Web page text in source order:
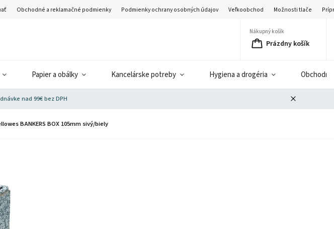
Obchodné a reklamačné podmienky Podmienky ochrany osobných údajov Veľkoobchod Možnosti tlače
Nákupný košík
Prázdny košík
Papier a obálky Kancelárske potreby Hygiena a drogéria
nad 99€ bez DPH
BANKERS BOX 105mm sivý/biely